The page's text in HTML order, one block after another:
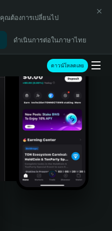
คุณต้องการเปลี่ยนไป
ดำเนินการต่อในภาษาไทย
ดาวน์โหลดเลย